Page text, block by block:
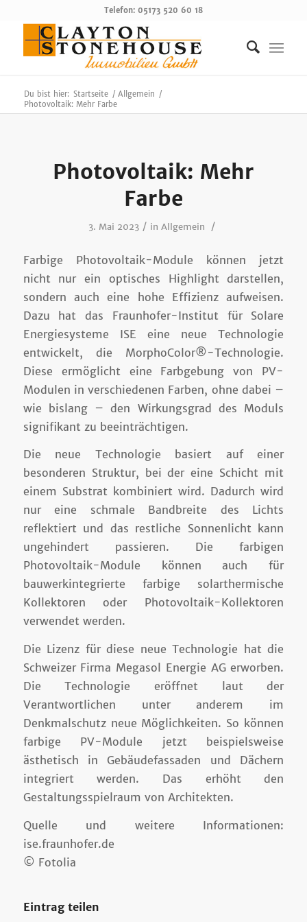
Telefon: 05173 520 60 18
Du bist hier: Startseite / Allgemein /
Photovoltaik: Mehr Farbe
Photovoltaik: Mehr
Farbe
3. Mai 2023 / in Allgemein /
Farbige Photovoltaik-Module können jetzt
nicht nur ein optisches Highlight darstellen,
sondern auch eine hohe Effizienz aufweisen.
Dazu hat das Fraunhofer-Institut für Solare
Energiesysteme ISE eine neue Technologie
entwickelt, die MorphoColor®-Technologie.
Diese ermöglicht eine Farbgebung von PV-
Modulen in verschiedenen Farben, ohne dabei –
wie bislang – den Wirkungsgrad des Moduls
signifikant zu beeinträchtigen.
Die neue Technologie basiert auf einer
besonderen Struktur, bei der eine Schicht mit
einem Substrat kombiniert wird. Dadurch wird
nur eine schmale Bandbreite des Lichts
reflektiert und das restliche Sonnenlicht kann
ungehindert passieren. Die farbigen
Photovoltaik-Module können auch für
bauwerkintegrierte farbige solarthermische
Kollektoren oder Photovoltaik-Kollektoren
verwendet werden.
Die Lizenz für diese neue Technologie hat die
Schweizer Firma Megasol Energie AG erworben.
Die Technologie eröffnet laut der
Verantwortlichen unter anderem im
Denkmalschutz neue Möglichkeiten. So können
farbige PV-Module jetzt beispielsweise
ästhetisch in Gebäudefassaden und Dächern
integriert werden. Das erhöht den
Gestaltungsspielraum von Architekten.
Quelle und weitere Informationen:
ise.fraunhofer.de
© Fotolia
Eintrag teilen